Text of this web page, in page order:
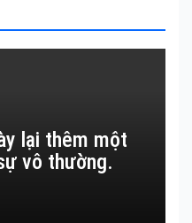
lại thêm một
vô thường.